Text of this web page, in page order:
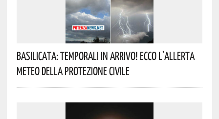
Basilicata: Temporali In Arrivo! Ecco L’allerta
Meteo Della Protezione Civile